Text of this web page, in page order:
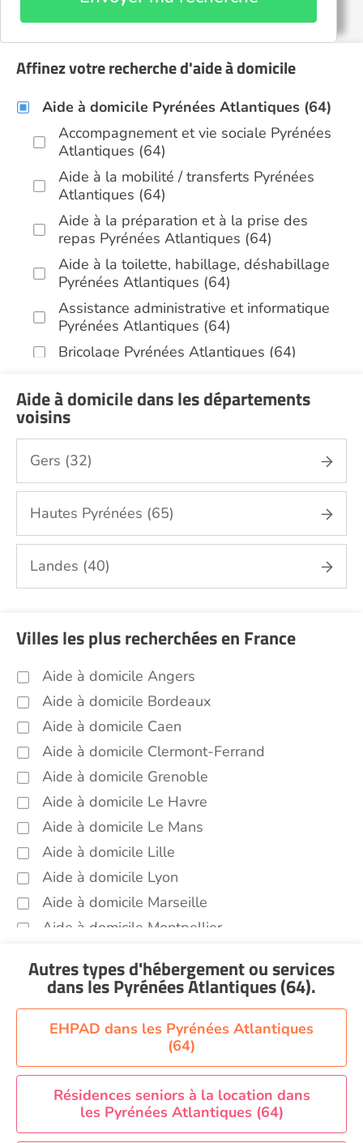
Affinez votre recherche d'aide à domicile
Aide à domicile Pyrénées Atlantiques (64)
Accompagnement et vie sociale Pyrénées
Atlantiques (64)
Aide à la mobilité / transferts Pyrénées
Atlantiques (64)
Aide à la préparation et à la prise des
repas Pyrénées Atlantiques (64)
Aide à la toilette, habillage, déshabillage
Pyrénées Atlantiques (64)
Assistance administrative et informatique
Pyrénées Atlantiques (64)
Bricolage Pyrénées Atlantiques (64)
Jardinage Pyrénées Atlantiques (64)
Aide aux courses Pyrénées Atlantiques
Entretien du cadre de vie, ménage,
repassage, gestion du linge Pyrénées
Atlantiques (64)
Portage de repas Pyrénées Atlantiques
Sorties (promenades, rendez-vous
Pyrénées Atlantiques (64)
Soins esthétiques Pyrénées Atlantiques
(64)
Autres aides à domicile Pyrénées
Atlantiques (64)
Voir toutes les aides à domicile dans les Pyrénées
Atlantiques (64)
Aide à domicile dans les départements
voisins
Gers (32)
Hautes Pyrénées (65)
Landes (40)
Villes les plus recherchées en France
Aide à domicile Angers
Aide à domicile Bordeaux
Aide à domicile Caen
Aide à domicile Clermont-Ferrand
Aide à domicile Grenoble
Aide à domicile Le Havre
Aide à domicile Le Mans
Aide à domicile Lille
Aide à domicile Lyon
Aide à domicile Marseille
Aide à domicile Montpellier
Aide à domicile Nice
Aide à domicile Nîmes
Aide à domicile Orléans
Aide à domicile Paris
Aide à domicile Perpignan
Aide à domicile Rennes
Aide à domicile Saint-Etienne
Autres types d'hébergement ou services
dans les Pyrénées Atlantiques (64).
EHPAD dans les Pyrénées Atlantiques
(64)
Résidences seniors à la location dans
les Pyrénées Atlantiques (64)